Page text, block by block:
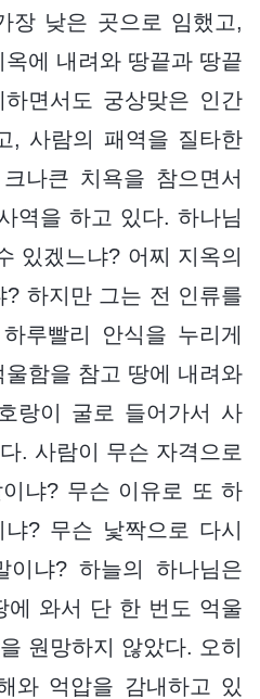
장 낮은 곳으로 임했고,
에 내려와 땅끝과 땅끝
면서도 궁상맞은 인간
, 사람의 패역을 질타한
나큰 치욕을 참으면서
역을 하고 있다. 하나님
있겠느냐? 어찌 지옥의
하지만 그는 전 인류를
루빨리 안식을 누리게
함을 참고 땅에 내려와
호랑이 굴로 들어가서 사
. 사람이 무슨 자격으로
냐? 무슨 이유로 또 하
? 무슨 낯짝으로 다시
이냐? 하늘의 하나님은
에 와서 단 한 번도 억울
원망하지 않았다. 오히
와 억압을 감내하고 있